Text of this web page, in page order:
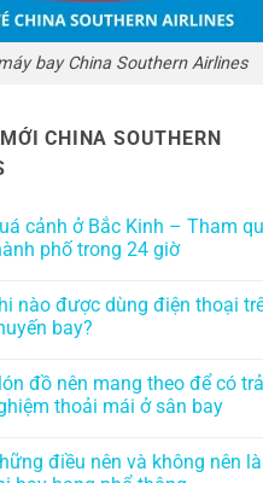
bay China Southern Airlines
CHINA SOUTHERN
cảnh ở Bắc Kinh – Tham
phố trong 24 giờ
nào được dùng điện thoại
bay?
đồ nên mang theo để có
thoải mái ở sân bay
điều nên và không nên